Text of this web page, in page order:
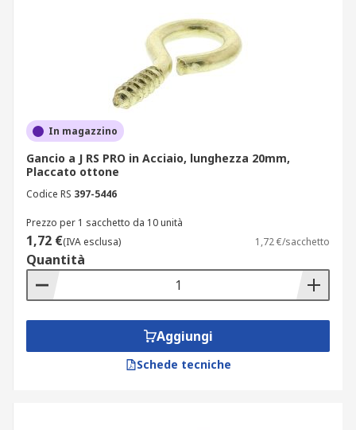
In magazzino
Gancio a J RS PRO in Acciaio, lunghezza 20mm,
Placcato ottone
Codice RS 397-5446
Prezzo per 1 sacchetto da 10 unità
1,72 €(IVA esclusa) 1,72 €/sacchetto
Quantità
Aggiungi
Schede tecniche